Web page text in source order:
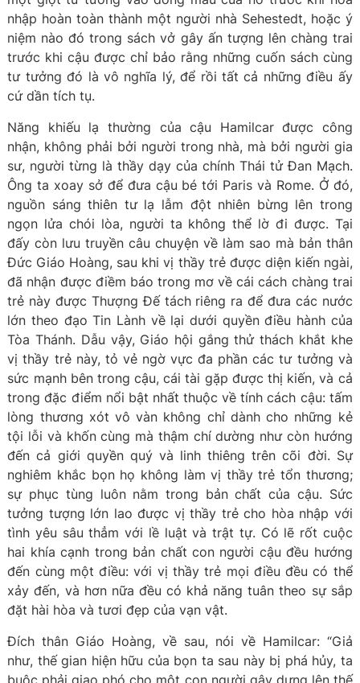
nhập hoàn toàn thành một người nhà Sehestedt, hoặc ý
niệm nào đó trong sách vở gây ấn tượng lên chàng trai
trước khi cậu được chỉ bảo rằng những cuốn sách cùng
tư tưởng đó là vô nghĩa lý, để rồi tất cả những điều ấy
cứ dần tích tụ.
Năng khiếu lạ thường của cậu Hamilcar được công
nhận, không phải bởi người trong nhà, mà bởi người gia
sư, người từng là thầy dạy của chính Thái tử Đan Mạch.
Ông ta xoay sở để đưa cậu bé tới Paris và Rome. Ở đó,
nguồn sáng thiên tư lạ lẫm đột nhiên bừng lên trong
ngọn lửa chói lòa, người ta không thể lờ đi được. Tại
đấy còn lưu truyền câu chuyện về làm sao mà bản thân
Đức Giáo Hoàng, sau khi vị thầy trẻ được diện kiến ngài,
đã nhận được điềm báo trong mơ về cái cách chàng trai
trẻ này được Thượng Đế tách riêng ra để đưa các nước
lớn theo đạo Tin Lành về lại dưới quyền điều hành của
Tòa Thánh. Dẫu vậy, Giáo hội gắng thử thách khắt khe
vị thầy trẻ này, tỏ vẻ ngờ vực đa phần các tư tưởng và
sức mạnh bên trong cậu, cái tài gặp được thị kiến, và cả
trong đặc điểm nổi bật nhất thuộc về tính cách cậu: tấm
lòng thương xót vô vàn không chỉ dành cho những kẻ
tội lỗi và khốn cùng mà thậm chí dường như còn hướng
đến cả giới quyền quý và linh thiêng trên cõi đời. Sự
nghiêm khắc bọn họ không làm vị thầy trẻ tổn thương;
sự phục tùng luôn nằm trong bản chất của cậu. Sức
tưởng tượng lớn lao được vị thầy trẻ cho hòa nhập với
tình yêu sâu thẳm với lề luật và trật tự. Có lẽ rốt cuộc
hai khía cạnh trong bản chất con người cậu đều hướng
đến cùng một điều: với vị thầy trẻ mọi điều đều có thể
xảy đến, và hơn nữa đều có khả năng tuân theo sự sắp
đặt hài hòa và tươi đẹp của vạn vật.
Đích thân Giáo Hoàng, về sau, nói về Hamilcar: “Giả
như, thế gian hiện hữu của bọn ta sau này bị phá hủy, ta
buộc phải giao phó cho một con người gây dựng lên thế